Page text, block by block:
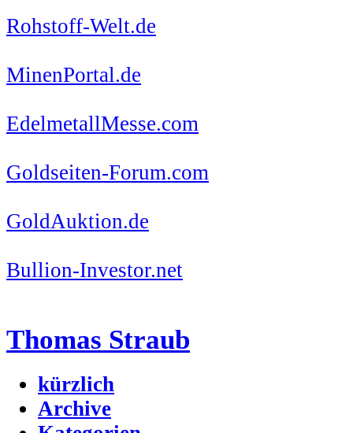
Rohstoff-Welt.de
MinenPortal.de
EdelmetallMesse.com
Goldseiten-Forum.com
GoldAuktion.de
Bullion-Investor.net
Thomas Straub
kürzlich
Archive